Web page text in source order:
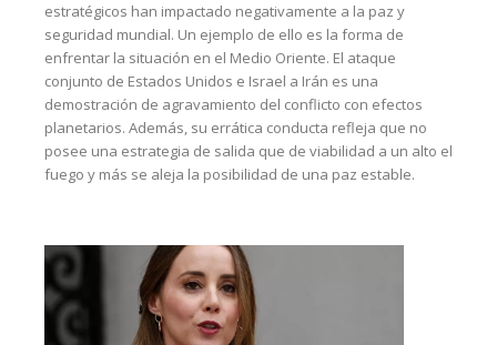
estratégicos han impactado negativamente a la paz y
seguridad mundial. Un ejemplo de ello es la forma de
enfrentar la situación en el Medio Oriente. El ataque
conjunto de Estados Unidos e Israel a Irán es una
demostración de agravamiento del conflicto con efectos
planetarios. Además, su errática conducta refleja que no
posee una estrategia de salida que de viabilidad a un alto el
fuego y más se aleja la posibilidad de una paz estable.